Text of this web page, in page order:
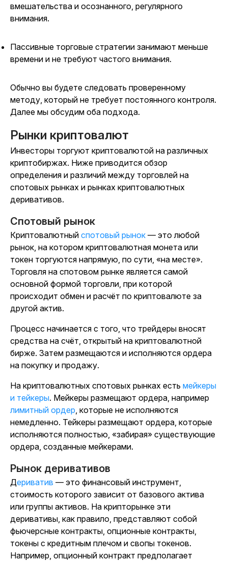
вмешательства и осознанного, регулярного
внимания.
Пассивные торговые стратегии занимают меньше
времени и не требуют частого внимания.
Обычно вы будете следовать проверенному
методу, который не требует постоянного контроля.
Далее мы обсудим оба подхода.
Рынки криптовалют
Инвесторы торгуют криптовалютой на различных
криптобиржах. Ниже приводится обзор
определения и различий между торговлей на
спотовых рынках и рынках криптовалютных
деривативов.
Спотовый рынок
Криптовалютный спотовый рынок — это любой
рынок, на котором криптовалютная монета или
токен торгуются напрямую, по сути, «на месте».
Торговля на спотовом рынке является самой
основной формой торговли, при которой
происходит обмен и расчёт по криптовалюте за
другой актив.
Процесс начинается с того, что трейдеры вносят
средства на счёт, открытый на криптовалютной
бирже. Затем размещаются и исполняются ордера
на покупку и продажу.
На криптовалютных спотовых рынках есть мейкеры
и тейкеры. Мейкеры размещают ордера, например
лимитный ордер, которые не исполняются
немедленно. Тейкеры размещают ордера, которые
исполняются полностью, «забирая» существующие
ордера, созданные мейкерами.
Рынок деривативов
Дериватив — это финансовый инструмент,
стоимость которого зависит от базового актива
или группы активов. На крипторынке эти
деривативы, как правило, представляют собой
фьючерсные контракты, опционные контракты,
токены с кредитным плечом и свопы токенов.
Например, опционный контракт предполагает